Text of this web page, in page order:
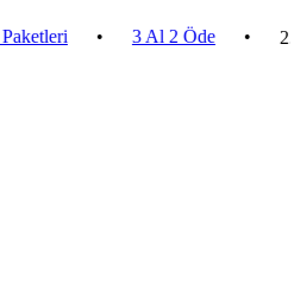
• 3 Al 2 Öde •
2.500 ₺